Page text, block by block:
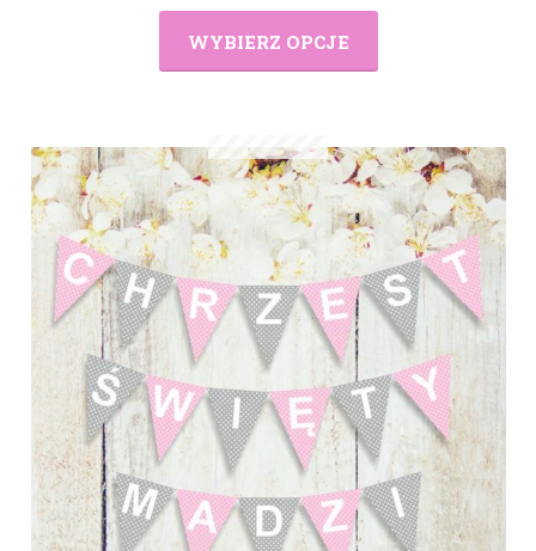
WYBIERZ OPCJE